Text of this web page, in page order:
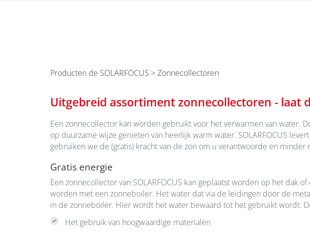
Producten de SOLARFOCUS > Zonnecollectoren
Uitgebreid assortiment zonnecollectoren - laat
Een zonnecollector kan worden gebruikt voor het verwarmen van
op duurzame wijze genieten van heerlijk warm water. SOLARFOCUS
gebruiken we de (gratis) kracht van de zon om u verantwoorde en
Gratis energie
Een zonnecollector van SOLARFOCUS kan geplaatst worden op het
worden met een zonneboiler. Het water dat via de leidingen door de
in de zonneboiler. Hier wordt het water bewaard tot het gebruikt wordt.
Het gebruik van hoogwaardige materialen